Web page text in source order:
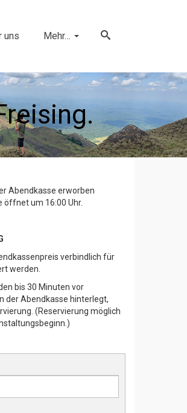
uns Mehr…
Abendkasse erworben
öffnet um 16:00 Uhr.
verbindlich für
werden.
bis 30 Minuten vor
der Abendkasse hinterlegt,
(Reservierung möglich